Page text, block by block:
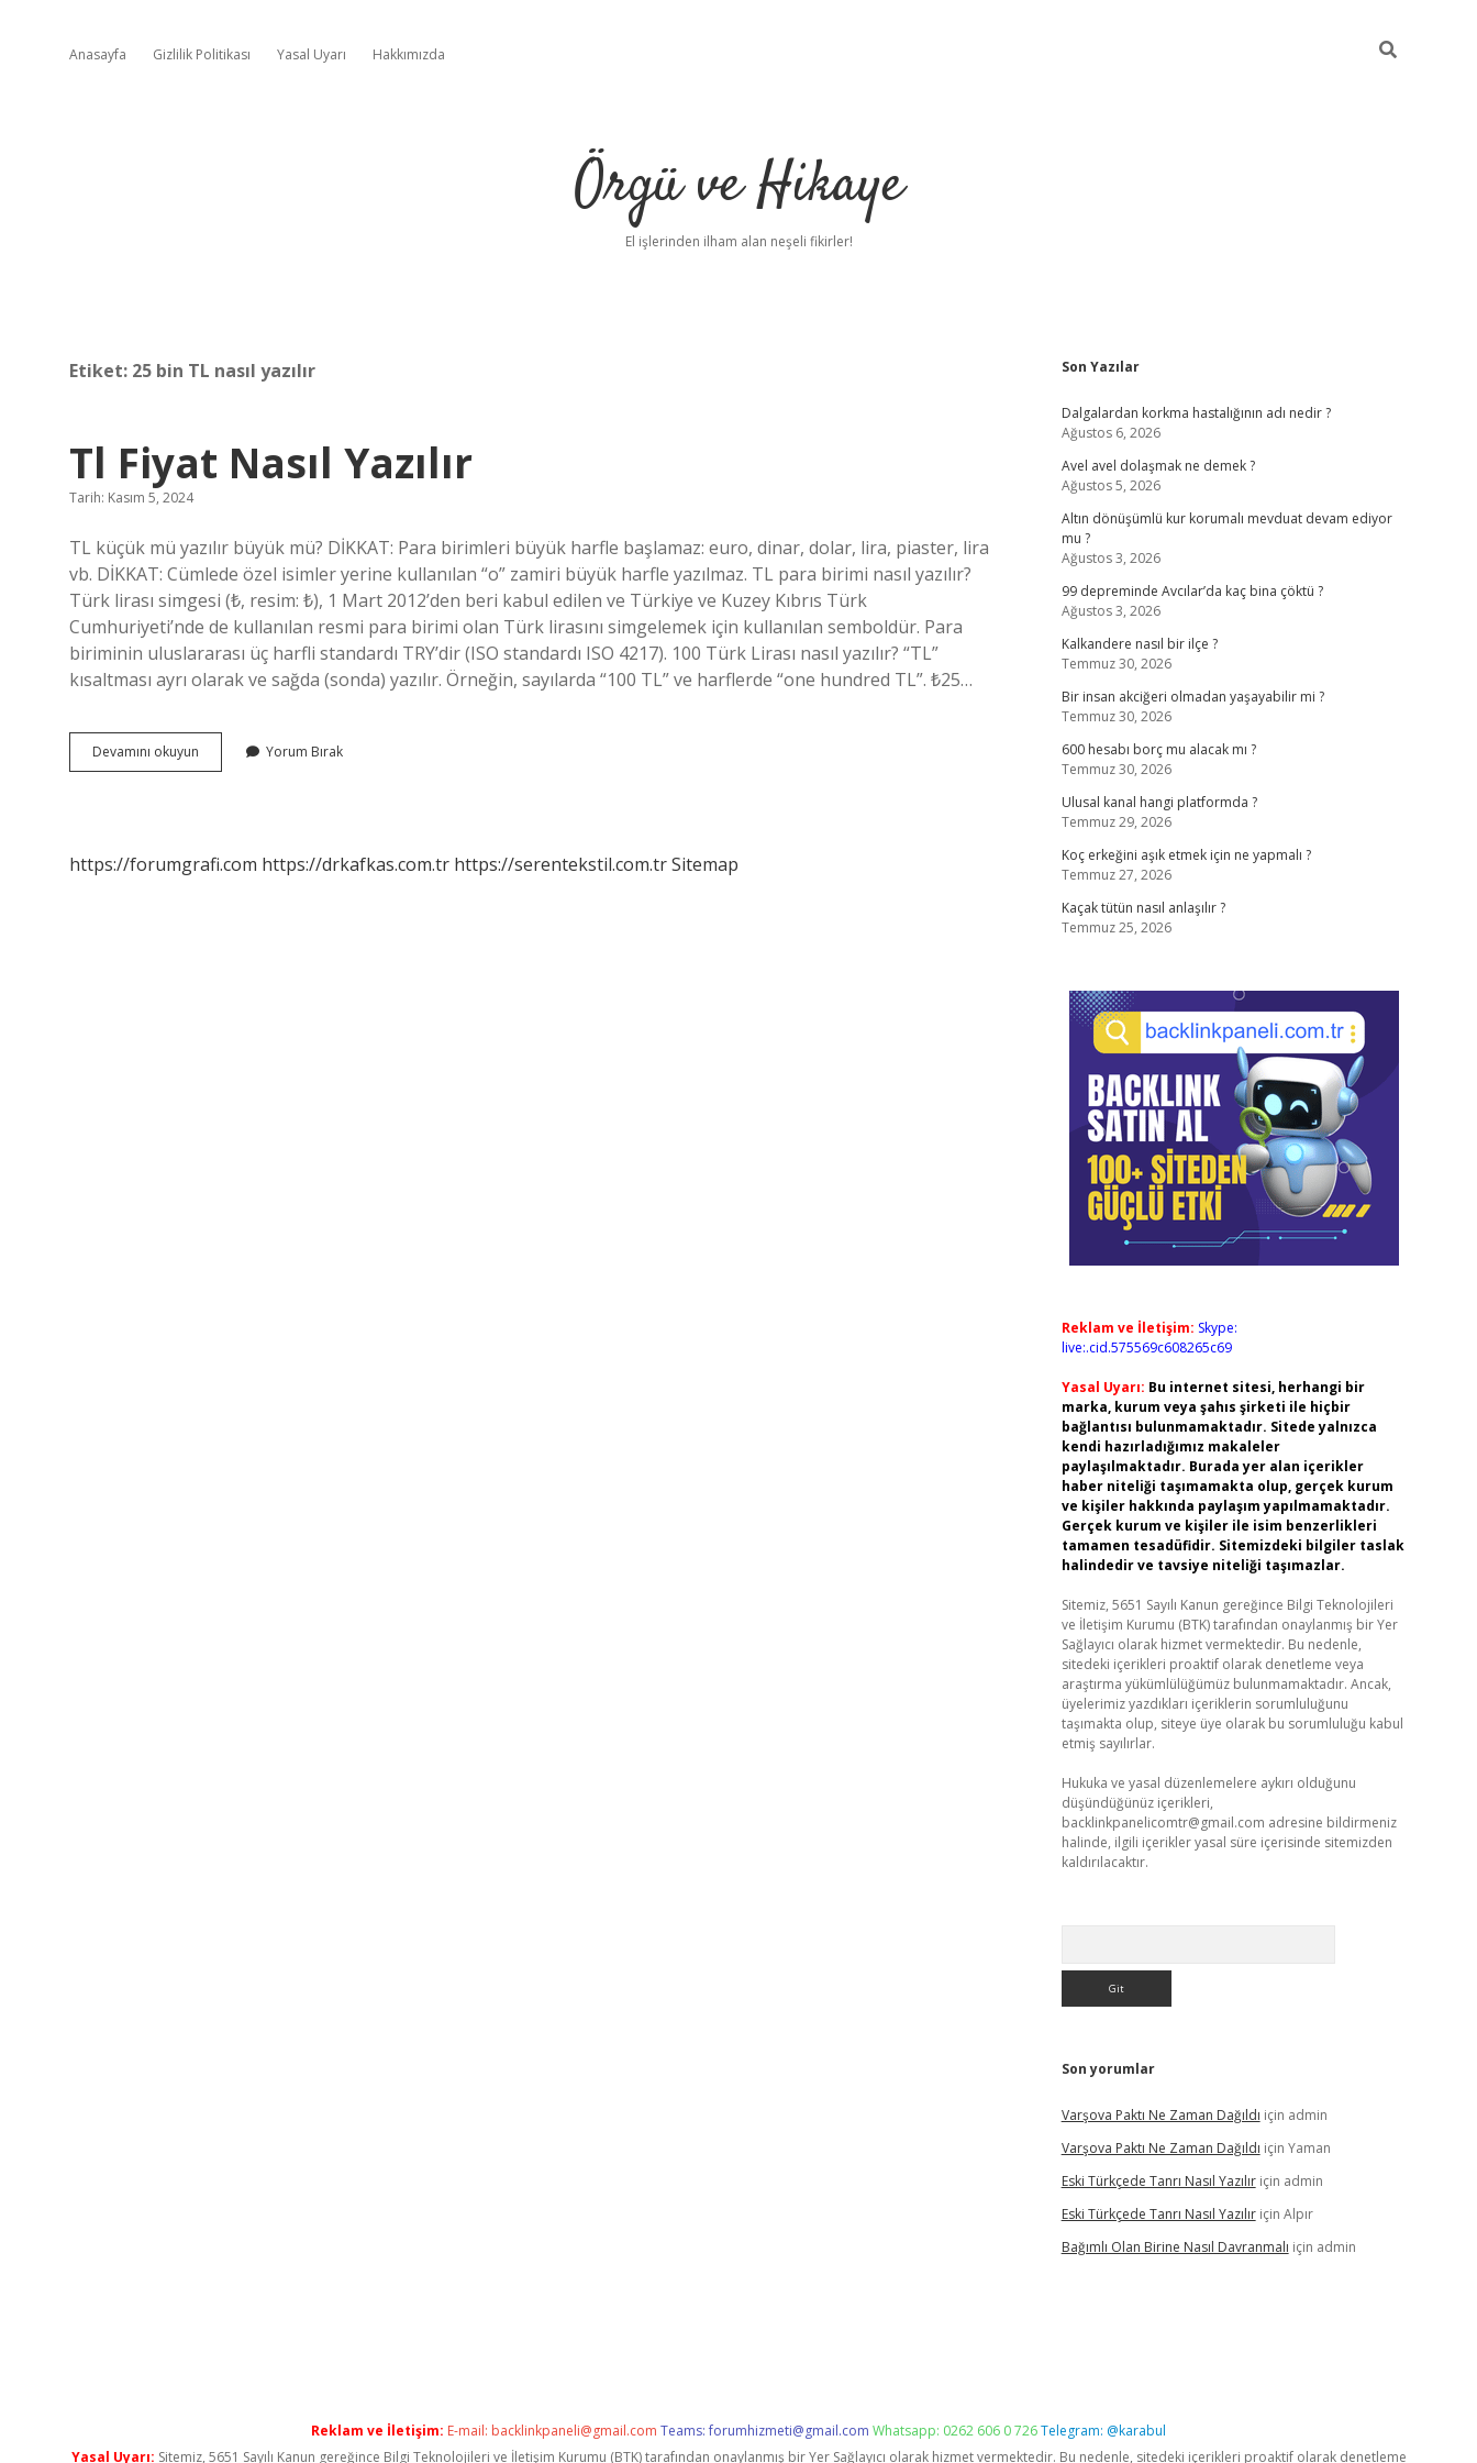
Anasayfa Gizlilik Politikası Yasal Uyarı Hakkımızda
Örgü ve Hikaye
El işlerinden ilham alan neşeli fikirler!
Etiket: 25 bin TL nasıl yazılır
Tl Fiyat Nasıl Yazılır
Tarih: Kasım 5, 2024
TL küçük mü yazılır büyük mü? DİKKAT: Para birimleri büyük harfle başlamaz: euro, dinar, dolar, lira, piaster, lira
vb. DİKKAT: Cümlede özel isimler yerine kullanılan “o” zamiri büyük harfle yazılmaz. TL para birimi nasıl yazılır?
Türk lirası simgesi (₺, resim: ₺), 1 Mart 2012’den beri kabul edilen ve Türkiye ve Kuzey Kıbrıs Türk
Cumhuriyeti’nde de kullanılan resmi para birimi olan Türk lirasını simgelemek için kullanılan semboldür. Para
biriminin uluslararası üç harfli standardı TRY’dir (ISO standardı ISO 4217). 100 Türk Lirası nasıl yazılır? “TL”
kısaltması ayrı olarak ve sağda (sonda) yazılır. Örneğin, sayılarda “100 TL” ve harflerde “one hundred TL”. ₺25…
Devamını okuyun
Fiyat
Yorum Bırak
https://forumgrafi.com https://drkafkas.com.tr https://serentekstil.com.trSitemap
Sidebar
Son Yazılar
Dalgalardan korkma hastalığının adı nedir ?
Ağustos 6, 2026
Avel avel dolaşmak ne demek ?
Ağustos 5, 2026
Altın dönüşümlü kur korumalı mevduat devam ediyor
mu ?
Ağustos 3, 2026
99 depreminde Avcılar’da kaç bina çöktü ?
Ağustos 3, 2026
Kalkandere nasıl bir ilçe ?
Temmuz 30, 2026
Bir insan akciğeri olmadan yaşayabilir mi ?
Temmuz 30, 2026
600 hesabı borç mu alacak mı ?
Temmuz 30, 2026
Ulusal kanal hangi platformda ?
Temmuz 29, 2026
Koç erkeğini aşık etmek için ne yapmalı ?
Temmuz 27, 2026
Kaçak tütün nasıl anlaşılır ?
Temmuz 25, 2026
Reklam ve İletişim: Skype:
live:.cid.575569c608265c69
Yasal Uyarı: Bu internet sitesi, herhangi bir
marka, kurum veya şahıs şirketi ile hiçbir
bağlantısı bulunmamaktadır. Sitede yalnızca
kendi hazırladığımız makaleler
paylaşılmaktadır. Burada yer alan içerikler
haber niteliği taşımamakta olup, gerçek kurum
ve kişiler hakkında paylaşım yapılmamaktadır.
Gerçek kurum ve kişiler ile isim benzerlikleri
tamamen tesadüfidir. Sitemizdeki bilgiler taslak
halindedir ve tavsiye niteliği taşımazlar.
Sitemiz, 5651 Sayılı Kanun gereğince Bilgi Teknolojileri
ve İletişim Kurumu (BTK) tarafından onaylanmış bir Yer
Sağlayıcı olarak hizmet vermektedir. Bu nedenle,
sitedeki içerikleri proaktif olarak denetleme veya
araştırma yükümlülüğümüz bulunmamaktadır. Ancak,
üyelerimiz yazdıkları içeriklerin sorumluluğunu
taşımakta olup, siteye üye olarak bu sorumluluğu kabul
etmiş sayılırlar.
Hukuka ve yasal düzenlemelere aykırı olduğunu
düşündüğünüz içerikleri,
backlinkpanelicomtr@gmail.com adresine bildirmeniz
halinde, ilgili içerikler yasal süre içerisinde sitemizden
kaldırılacaktır.
Son yorumlar
Varşova Paktı Ne Zaman Dağıldı için admin
Varşova Paktı Ne Zaman Dağıldı için Yaman
Eski Türkçede Tanrı Nasıl Yazılıriçin admin
Eski Türkçede Tanrı Nasıl Yazılıriçin Alpır
Bağımlı Olan Birine Nasıl Davranmalı için admin
Reklam ve İletişim: E-mail: backlinkpaneli@gmail.com Teams:forumhizmeti@gmail.com Whatsapp: 0262 606 0 726Telegram: @karabul
Yasal Uyarı: Sitemiz, 5651 Sayılı Kanun gereğince Bilgi Teknolojileri ve İletişim Kurumu (BTK) tarafından onaylanmış bir Yer Sağlayıcı olarak hizmet vermektedir. Bu nedenle, sitedeki içerikleri proaktif olarak denetleme